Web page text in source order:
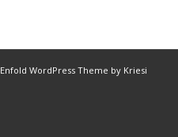
Enfold WordPress Theme by Kriesi